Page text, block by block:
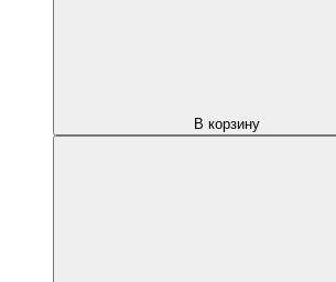
В корзину